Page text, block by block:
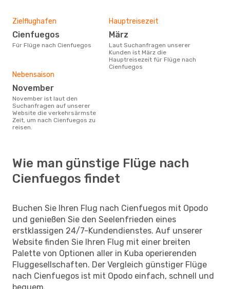
Zielflughafen
Cienfuegos
Für Flüge nach Cienfuegos
Hauptreisezeit
März
Laut Suchanfragen unserer
Kunden ist März die
Hauptreisezeit für Flüge nach
Cienfuegos
Nebensaison
November
November ist laut den
Suchanfragen auf unserer
Website die verkehrsärmste
Zeit, um nach Cienfuegos zu
reisen.
Wie man günstige Flüge nach
Cienfuegos findet
Buchen Sie Ihren Flug nach Cienfuegos mit Opodo
und genießen Sie den Seelenfrieden eines
erstklassigen 24/7-Kundendienstes. Auf unserer
Website finden Sie Ihren Flug mit einer breiten
Palette von Optionen aller in Kuba operierenden
Fluggesellschaften. Der Vergleich günstiger Flüge
nach Cienfuegos ist mit Opodo einfach, schnell und